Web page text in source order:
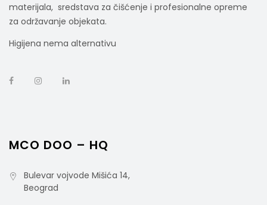
1.700,00rsd
materijala, sredstava za čišćenje i profesionalne opreme
za održavanje objekata.
Higijena nema alternativu
MCO DOO – HQ
Bulevar vojvode Mišića 14,
Beograd